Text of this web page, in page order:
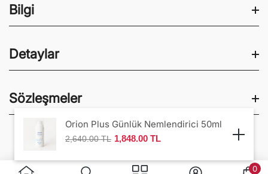
Orion Plus Günlük Nemlendirici 50ml
2,640.00 TL 1,848.00 TL
Bilgi
Blog
Fason Kozmetik
Kalite Belgeleri
Temiz Kozmetik
3 Al 2 Öde
Detaylar
Anasayfa
Hakkında
Kariyer
Koleksiyonlar
Sözleşmeler
Geri Ödeme Politikası
Gizlilik Ve Çerez Politikası
0